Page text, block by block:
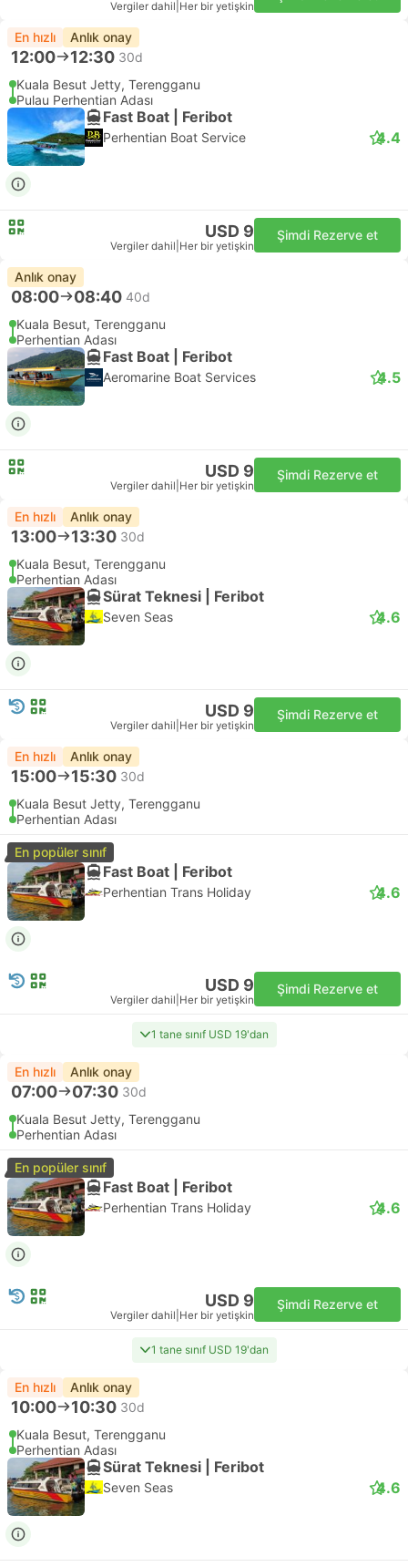
Vergiler dahil Her bir yetişkin
En hızlı Anlık onay
12:00 12:30 30d
Kuala Besut Jetty, Terengganu
Pulau Perhentian Adası
Fast Boat | Feribot
Perhentian Boat Service 4.4
USD 9
Vergiler dahil Her bir yetişkin
Şimdi Rezerve et
Anlık onay
08:00 08:40 40d
Kuala Besut, Terengganu
Perhentian Adası
Fast Boat | Feribot
Aeromarine Boat Services 4.5
USD 9
Vergiler dahil Her bir yetişkin
Şimdi Rezerve et
En hızlı Anlık onay
13:00 13:30 30d
Kuala Besut, Terengganu
Perhentian Adası
Sürat Teknesi | Feribot
Seven Seas 4.6
USD 9
Vergiler dahil Her bir yetişkin
Şimdi Rezerve et
En hızlı Anlık onay
15:00 15:30 30d
Kuala Besut Jetty, Terengganu
Perhentian Adası
En popüler sınıf
Fast Boat | Feribot
Perhentian Trans Holiday 4.6
USD 9
Vergiler dahil Her bir yetişkin
Şimdi Rezerve et
1 tane sınıf USD 19'dan
En hızlı Anlık onay
07:00 07:30 30d
Kuala Besut Jetty, Terengganu
Perhentian Adası
En popüler sınıf
Fast Boat | Feribot
Perhentian Trans Holiday 4.6
USD 9
Vergiler dahil Her bir yetişkin
Şimdi Rezerve et
1 tane sınıf USD 19'dan
En hızlı Anlık onay
10:00 10:30 30d
Kuala Besut, Terengganu
Perhentian Adası
Sürat Teknesi | Feribot
Seven Seas 4.6